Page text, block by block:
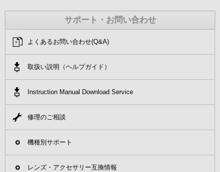
サポート・お問い合わせ
よくあるお問い合わせ(Q&A)
取扱い説明（ヘルプガイド）
Instruction Manual Download Service
修理のご相談
機種別サポート
レンズ・アクセサリー互換情報